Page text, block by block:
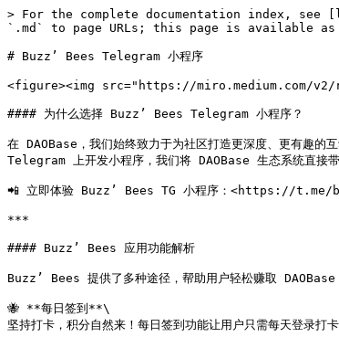
> For the complete documentation index,
`.md` to page URLs; this page is available as
# Buzz’ Bees Telegram 小程序
<figure><img src="https://miro.medium.com/
#### 为什么选择 Buzz’ Bees Telegram 小程序？
在 DAOBase，我们始终致力于为社区打造更深度、更有趣
Telegram 上开发小程序，我们将 DAOBase 生态系统直接带
📲 立即体验 Buzz’ Bees TG 小程序：<https://t.me/
***
#### Buzz’ Bees 应用功能解析
Buzz’ Bees 提供了多种途径，帮助用户轻松赚取 DAOBase
🐝 **每日签到**\
坚持打卡，积分自然来！每日签到功能让用户只需每天登录打